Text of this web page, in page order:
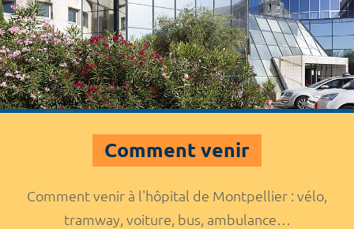
Comment venir
Comment venir à l'hôpital de Montpellier : vélo,
tramway, voiture, bus, ambulance…